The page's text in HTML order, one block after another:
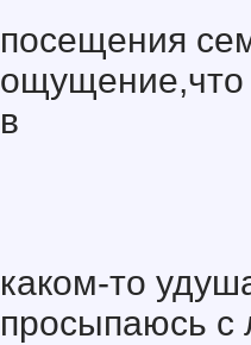
посещения
ощущение,что
в
каком-то
просыпаюсь